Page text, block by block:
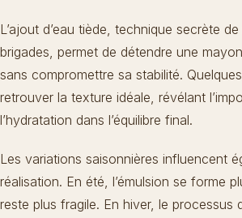
L’ajout d’eau tiède, technique secrète
brigades, permet de détendre une
sans compromettre sa stabilité.
retrouver la texture idéale, révélant
l’hydratation dans l’équilibre final.
Les variations saisonnières influencent
réalisation. En été, l’émulsion se forme
reste plus fragile. En hiver, le processus